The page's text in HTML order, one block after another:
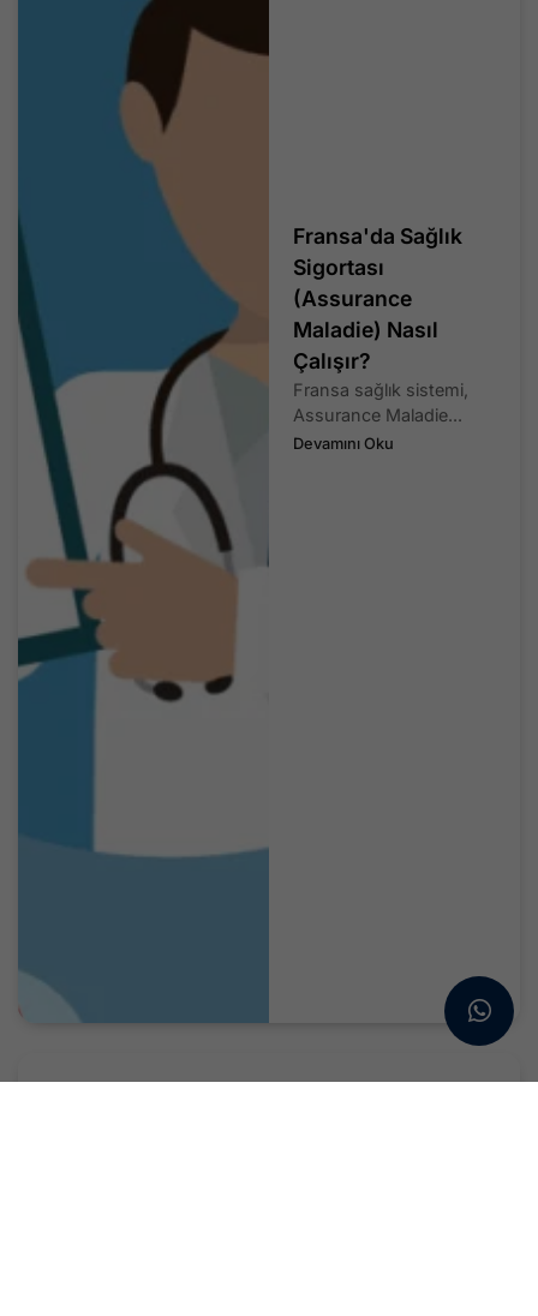
Fransa'da Sağlık
Sigortası
(Assurance
Maladie) Nasıl
Çalışır?
Fransa sağlık sistemi,
Assurance Maladie...
Devamını Oku